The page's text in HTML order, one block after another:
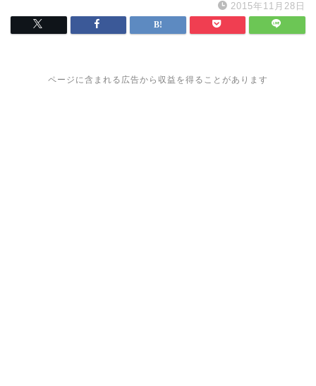
2015年11月28日
ページに含まれる広告から収益を得ることがあります